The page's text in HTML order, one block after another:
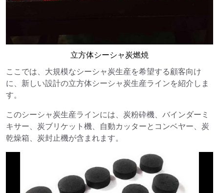
立方体シーシャ炭燃焼
ここでは、大規模なシーシャ炭生産を希望する顧客向け
に、新しい設計の立方体シーシャ炭生産ラインを紹介しま
す。
このシーシャ炭生産ラインには、炭粉砕機、バインダーミ
キサー、炭ブリケット機、自動カッターとコンベヤー、炭
乾燥箱、炭封止機が含まれます。